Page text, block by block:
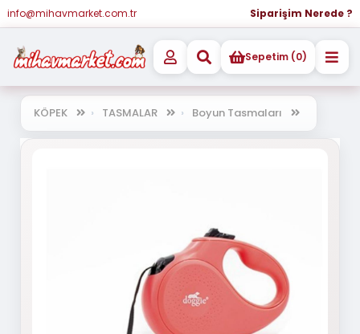
info@mihavmarket.com.tr Siparişim Nerede ?
Sepetim (0)
KÖPEK TASMALAR Boyun Tasmaları